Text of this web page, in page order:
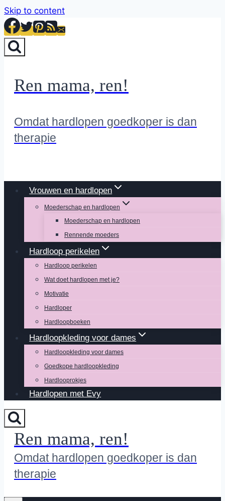
Skip to content
Ren mama, ren!
Omdat hardlopen goedkoper is dan
therapie
Vrouwen en hardlopen
Moederschap en hardlopen
Moederschap en hardlopen
Rennende moeders
Hardloop perikelen
Hardloop perikelen
Wat doet hardlopen met je?
Motivatie
Hardloper
Hardloopboeken
Hardloopkleding voor dames
Hardloopkleding voor dames
Goedkope hardloopkleding
Hardlooprokjes
Hardlopen met Evy
Ren mama, ren!
Omdat hardlopen goedkoper is dan
therapie